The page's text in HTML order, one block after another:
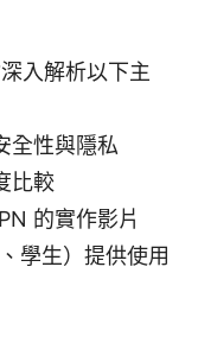
入解析以下主
全性與隱私
比較
的實作影片
學生）提供使用